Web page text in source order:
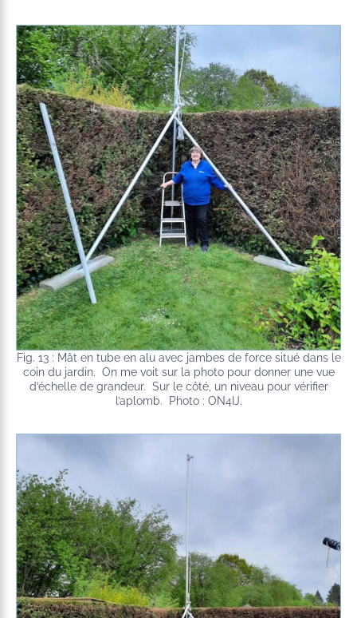
Fig. 13 : Mât en tube en alu avec jambes de force situé dans le
coin du jardin. On me voit sur la photo pour donner une vue
d’échelle de grandeur. Sur le côté, un niveau pour vérifier
l’aplomb. Photo : ON4IJ.